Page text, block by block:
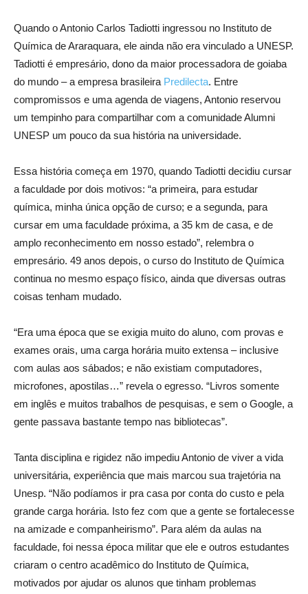
Quando o Antonio Carlos Tadiotti ingressou no Instituto de
Química de Araraquara, ele ainda não era vinculado a UNESP.
Tadiotti é empresário, dono da maior processadora de goiaba
do mundo – a empresa brasileira Predilecta. Entre
compromissos e uma agenda de viagens, Antonio reservou
um tempinho para compartilhar com a comunidade Alumni
UNESP um pouco da sua história na universidade.
Essa história começa em 1970, quando Tadiotti decidiu cursar
a faculdade por dois motivos: “a primeira, para estudar
química, minha única opção de curso; e a segunda, para
cursar em uma faculdade próxima, a 35 km de casa, e de
amplo reconhecimento em nosso estado”, relembra o
empresário. 49 anos depois, o curso do Instituto de Química
continua no mesmo espaço físico, ainda que diversas outras
coisas tenham mudado.
“Era uma época que se exigia muito do aluno, com provas e
exames orais, uma carga horária muito extensa – inclusive
com aulas aos sábados; e não existiam computadores,
microfones, apostilas…” revela o egresso. “Livros somente
em inglês e muitos trabalhos de pesquisas, e sem o Google, a
gente passava bastante tempo nas bibliotecas”.
Tanta disciplina e rigidez não impediu Antonio de viver a vida
universitária, experiência que mais marcou sua trajetória na
Unesp. “Não podíamos ir pra casa por conta do custo e pela
grande carga horária. Isto fez com que a gente se fortalecesse
na amizade e companheirismo”. Para além da aulas na
faculdade, foi nessa época militar que ele e outros estudantes
criaram o centro acadêmico do Instituto de Química,
motivados por ajudar os alunos que tinham problemas